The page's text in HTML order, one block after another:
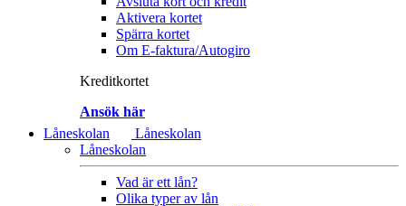
Aktivera kortet
Spärra kortet
Om E-faktura/Autogiro
Kreditkortet
Ansök här
Låneskolan
Låneskolan
Låneskolan
Vad är ett lån?
Olika typer av lån